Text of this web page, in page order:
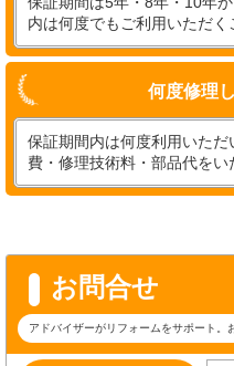
内は何度でもご利用いただく
何度修理
保証期間内は何度利用いた
費・修理技術料・部品代をい
お問合せ
アドバイザーがリフォームをサポート。